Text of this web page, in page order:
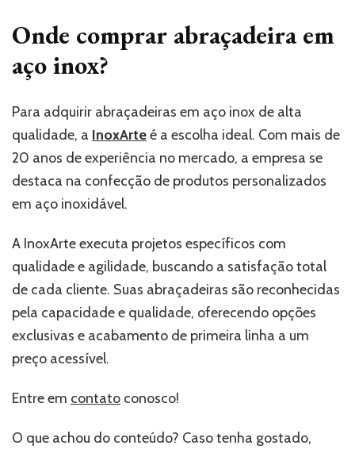
Onde comprar abraçadeira em
aço inox?
Para adquirir abraçadeiras em aço inox de alta
qualidade, a InoxArteé a escolha ideal. Com mais de
20 anos de experiência no mercado, a empresa se
destaca na confecção de produtos personalizados
em aço inoxidável.
A InoxArte executa projetos específicos com
qualidade e agilidade, buscando a satisfação total
de cada cliente. Suas abraçadeiras são reconhecidas
pela capacidade e qualidade, oferecendo opções
exclusivas e acabamento de primeira linha a um
preço acessível.
Entre em contato conosco!
O que achou do conteúdo? Caso tenha gostado,